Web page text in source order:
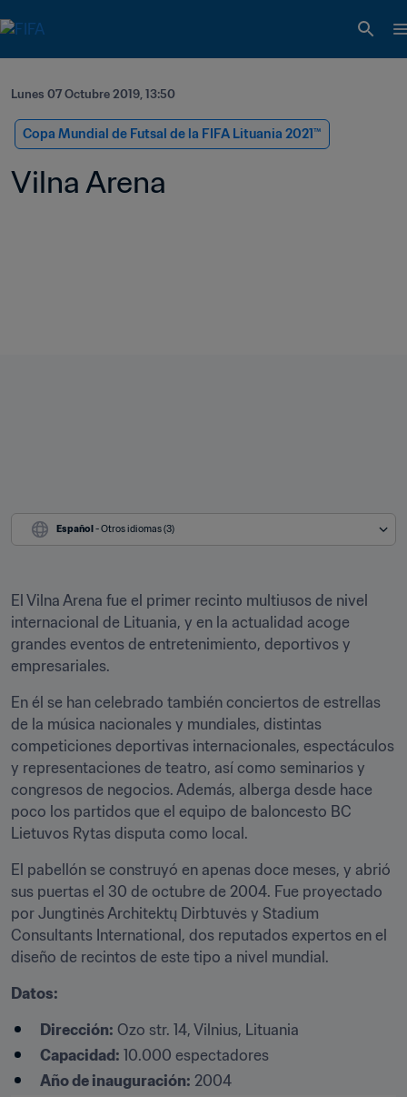
Lunes 07 Octubre 2019, 13:50
Copa Mundial de Futsal de la FIFA Lituania 2021™
Vilna Arena
Español - Otros idiomas (3)
El Vilna Arena fue el primer recinto multiusos de nivel
internacional de Lituania, y en la actualidad acoge
grandes eventos de entretenimiento, deportivos y
empresariales.
En él se han celebrado también conciertos de estrellas
de la música nacionales y mundiales, distintas
competiciones deportivas internacionales, espectáculos
y representaciones de teatro, así como seminarios y
congresos de negocios. Además, alberga desde hace
poco los partidos que el equipo de baloncesto BC
Lietuvos Rytas disputa como local.
El pabellón se construyó en apenas doce meses, y abrió
sus puertas el 30 de octubre de 2004. Fue proyectado
por Jungtinės Architektų Dirbtuvės y Stadium
Consultants International, dos reputados expertos en el
diseño de recintos de este tipo a nivel mundial.
Datos:
Dirección: Ozo str. 14, Vilnius, Lituania
Capacidad: 10.000 espectadores
Año de inauguración: 2004